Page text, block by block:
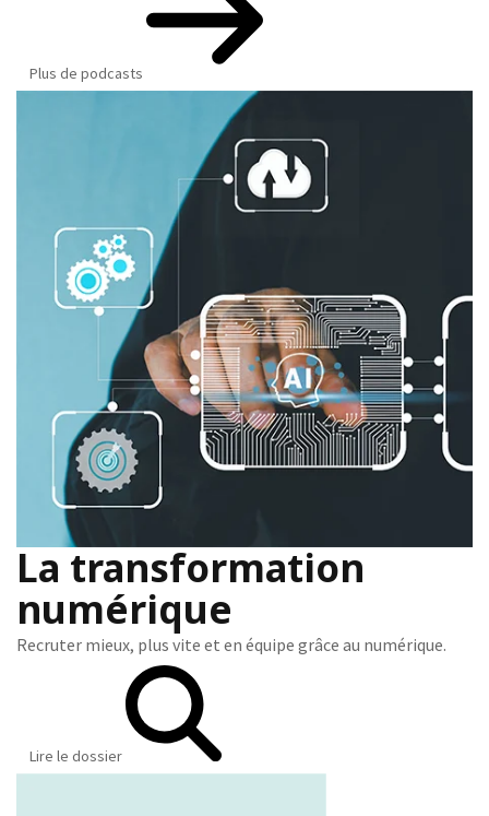
Plus de podcasts
La transformation
numérique
Recruter mieux, plus vite et en équipe grâce au numérique.
Lire le dossier